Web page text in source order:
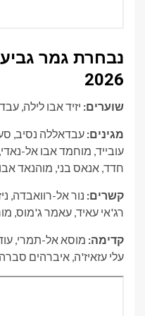
נבחרת גמר
2026
שוערים: יזיד אבו לילה,
מגינים: עבדאללה נסיב,
עובייד, מוחמד אבו אל-
חדד, אנאס בני, מוהנאד
קשרים: נור אל-רוואבדה,
רג'אי עאיד, עאמר ג'מוס,
קדימה: מוסא אל-תמרי,
עלי עזאיז'ה, איברהים סברה,